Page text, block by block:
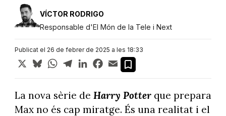
VÍCTOR RODRIGO
Responsable d'El Món de la Tele i Next
Publicat el 26 de febrer de 2025 a les 18:33
X BlueskyWhatsApp
TelegramLinkedInFacebook
Email
La nova sèrie de Harry Potterque prepara
Max no és cap miratge. És una realitat i el